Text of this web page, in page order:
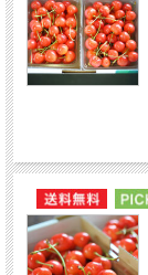
NEW